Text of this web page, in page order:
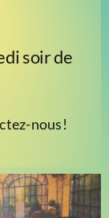
soir de
nous!